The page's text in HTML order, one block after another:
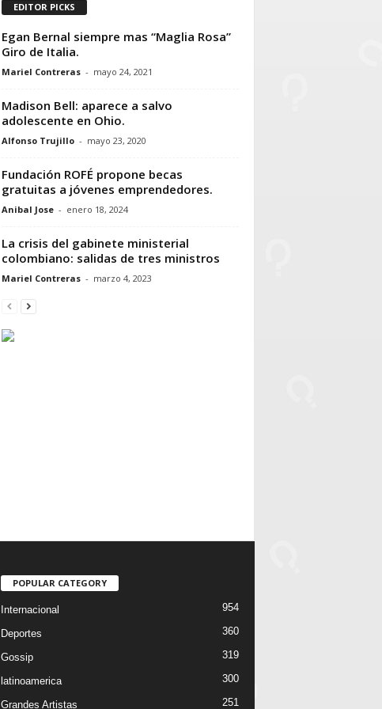
EDITOR PICKS
Egan Bernal siempre mas “Maglia Rosa”
Giro de Italia.
Mariel Contreras - mayo 24, 2021
Madison Bell: aparece a salvo
adolescente en Ohio.
Alfonso Trujillo - mayo 23, 2020
Fundación ROFÉ propone becas
gratuitas a jóvenes emprendedores.
Anibal Jose - enero 18, 2024
La crisis del gabinete ministerial
colombiano: salidas de tres ministros
Mariel Contreras - marzo 4, 2023
POPULAR CATEGORY
Internacional 954
Deportes 360
Gossip 319
latinoamerica 300
Grandes Artistas 251